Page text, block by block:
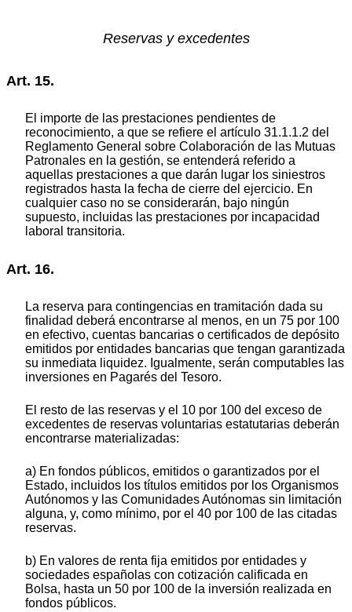
Reservas y excedentes
Art. 15.
El importe de las prestaciones pendientes de
reconocimiento, a que se refiere el artículo 31.1.1.2 del
Reglamento General sobre Colaboración de las Mutuas
Patronales en la gestión, se entenderá referido a
aquellas prestaciones a que darán lugar los siniestros
registrados hasta la fecha de cierre del ejercicio. En
cualquier caso no se considerarán, bajo ningún
supuesto, incluidas las prestaciones por incapacidad
laboral transitoria.
Art. 16.
La reserva para contingencias en tramitación dada su
finalidad deberá encontrarse al menos, en un 75 por 100
en efectivo, cuentas bancarias o certificados de depósito
emitidos por entidades bancarias que tengan garantizada
su inmediata liquidez. Igualmente, serán computables las
inversiones en Pagarés del Tesoro.
El resto de las reservas y el 10 por 100 del exceso de
excedentes de reservas voluntarias estatutarias deberán
encontrarse materializadas:
a) En fondos públicos, emitidos o garantizados por el
Estado, incluidos los títulos emitidos por los Organismos
Autónomos y las Comunidades Autónomas sin limitación
alguna, y, como mínimo, por el 40 por 100 de las citadas
reservas.
b) En valores de renta fija emitidos por entidades y
sociedades españolas con cotización calificada en
Bolsa, hasta un 50 por 100 de la inversión realizada en
fondos públicos.